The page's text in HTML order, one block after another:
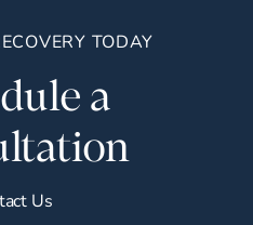
TODAY
a
Us